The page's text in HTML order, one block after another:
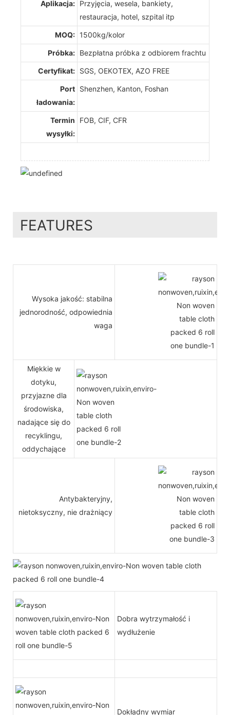
Aplikacja: Przyjęcia, wesela, bankiety,
restauracja, hotel, szpital itp
MOQ: 1500kg/kolor
Próbka: Bezpłatna próbka z odbiorem frachtu
Certyfikat: SGS, OEKOTEX, AZO FREE
Port
ładowania:
Shenzhen, Kanton, Foshan
Termin
wysyłki:
FOB, CIF, CFR
FEATURES
Wysoka jakość: stabilna
jednorodność, odpowiednia
waga
Miękkie w
dotyku,
przyjazne dla
środowiska,
nadające się do
recyklingu,
oddychające
Antybakteryjny,
nietoksyczny, nie drażniący
Dobra wytrzymałość i
wydłużenie
Dokładny wymiar